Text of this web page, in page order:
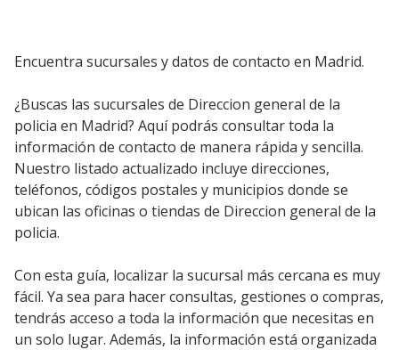
Encuentra sucursales y datos de contacto en Madrid.
¿Buscas las sucursales de Direccion general de la
policia en Madrid? Aquí podrás consultar toda la
información de contacto de manera rápida y sencilla.
Nuestro listado actualizado incluye direcciones,
teléfonos, códigos postales y municipios donde se
ubican las oficinas o tiendas de Direccion general de la
policia.
Con esta guía, localizar la sucursal más cercana es muy
fácil. Ya sea para hacer consultas, gestiones o compras,
tendrás acceso a toda la información que necesitas en
un solo lugar. Además, la información está organizada